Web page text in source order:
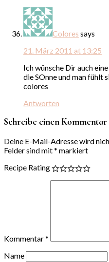
Colores says
21. März 2011 at 13:25
Ich wünsche Dir auch
die SOnne und man fühlt
colores
Antworten
Schreibe einen Kommentar
Deine E-Mail-Adresse wird
Felder sind mit* markiert
Recipe Rating
Kommentar*
Name